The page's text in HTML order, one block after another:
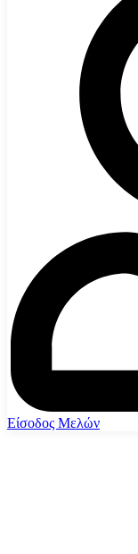
Είσοδος Μελών